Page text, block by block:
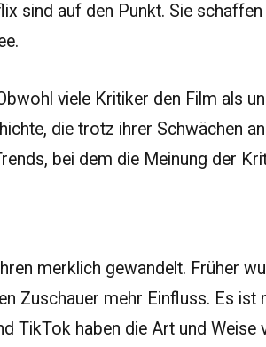
sind auf den Punkt. Sie
viele Kritiker den Film als
die trotz ihrer Schwächen
bei dem die Meinung der
merklich gewandelt. Früher
Zuschauer mehr Einfluss. Es
TikTok haben die Art und